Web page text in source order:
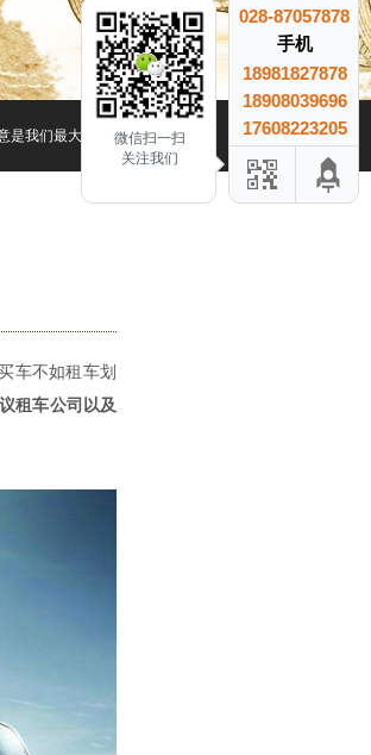
们最大的收益、用户的信赖是我们最大的成就.
车不如租车划
租车公司以及
028-87057878
手机
18981827878
18908039696
17608223205
微信扫一扫
关注我们